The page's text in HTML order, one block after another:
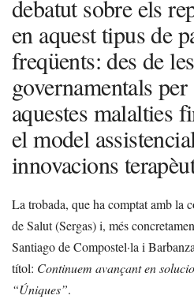
debatut sobre els
en aquest tipus de
freqüents: des de
governamentals
aquestes malalties
el model
innovacions
La trobada, que ha comptat amb la
de Salut (Sergas) i, més
Santiago de Compostel·la i
títol: Continuem avançant en
“Úniques”.